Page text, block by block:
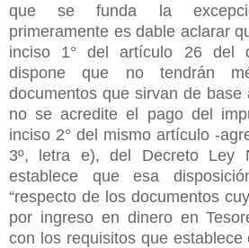
que se funda la
primeramente es dable aclarar
inciso 1° del artículo 26 del
dispone que no tendrán
documentos que sirvan de
no se acredite el pago del
inciso 2° del mismo artículo -
3º, letra e), del Decreto Ley
establece que esa
“respecto de los documentos
por ingreso en dinero en
con los requisitos que